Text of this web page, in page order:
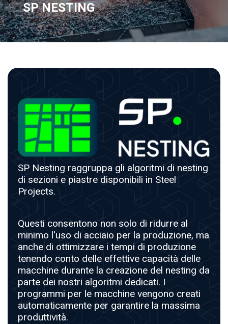
SP NESTING
SP Nesting raggruppa gli algoritmi di nesting
di sezioni e piastre disponibili in Steel
Projects.
Questi consentono non solo di ridurre al
minimo l'uso di acciaio per la produzione, ma
anche di ottimizzare i tempi di produzione
tenendo conto delle effettive capacità delle
macchine durante la creazione del nesting da
parte dei nostri algoritmi dedicati. I
programmi per le macchine vengono creati
automaticamente per garantire la massima
produttività.